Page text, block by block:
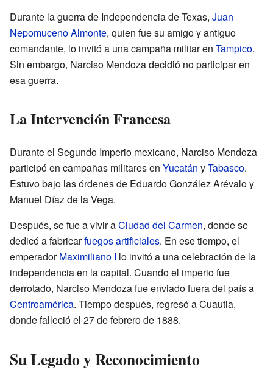
Durante la guerra de Independencia de Texas, Juan
Nepomuceno Almonte, quien fue su amigo y antiguo
comandante, lo invitó a una campaña militar en Tampico.
Sin embargo, Narciso Mendoza decidió no participar en
esa guerra.
La Intervención Francesa
Durante el Segundo Imperio mexicano, Narciso Mendoza
participó en campañas militares en Yucatán yTabasco.
Estuvo bajo las órdenes de Eduardo González Arévalo y
Manuel Díaz de la Vega.
Después, se fue a vivir aCiudad del Carmen, donde se
dedicó a fabricarfuegos artificiales. En ese tiempo, el
emperadorMaximiliano I lo invitó a una celebración de la
independencia en la capital. Cuando el imperio fue
derrotado, Narciso Mendoza fue enviado fuera del país a
Centroamérica. Tiempo después, regresó a Cuautla,
donde falleció el 27 de febrero de 1888.
Su Legado y Reconocimiento